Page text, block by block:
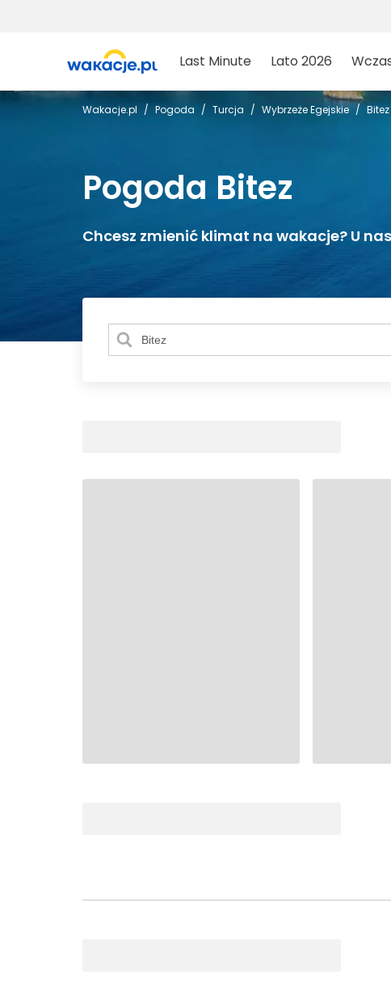
Last Minute Lato 2026
Wakacje.pl Pogoda Turcja Wybrzeże Egejskie Bitez
Pogoda Bitez
Chcesz zmienić klimat na wakacje? U